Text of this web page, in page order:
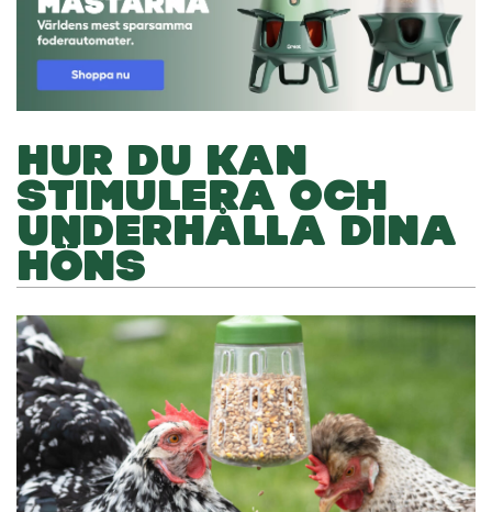
HUR DU KAN
STIMULERA OCH
UNDERHÅLLA DINA
HÖNS